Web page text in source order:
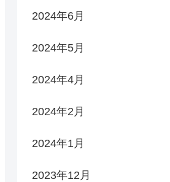
2024年6月
2024年5月
2024年4月
2024年2月
2024年1月
2023年12月